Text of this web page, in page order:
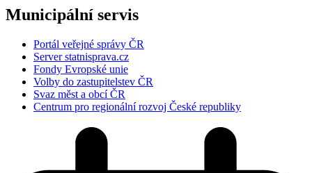
Municipální servis
Portál veřejné správy ČR
Server statnisprava.cz
Fondy Evropské unie
Volby do zastupitelstev ČR
Svaz měst a obcí ČR
Centrum pro regionální rozvoj České republiky